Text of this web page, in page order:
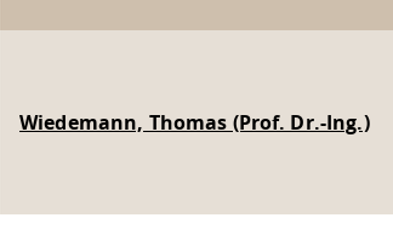
Wiedemann, Thomas (Prof. Dr.-Ing.)